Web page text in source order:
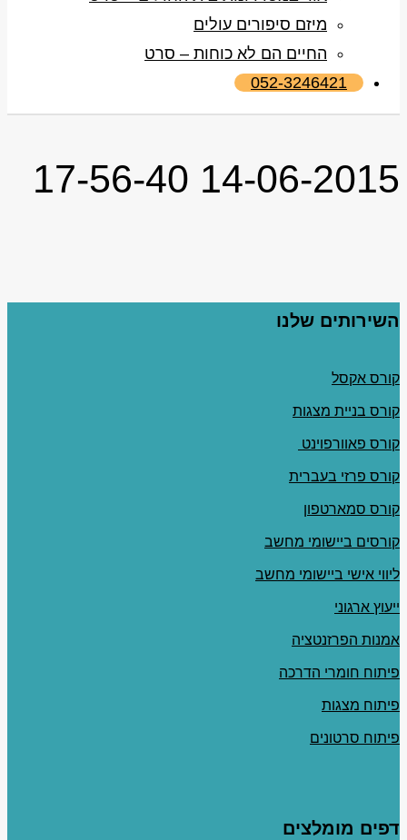
מיזם סיפורים עולים
החיים הם לא כוחות – סרט
052-3246421
14-06-2015 17-56-40
השירותים שלנו
קורס אקסל
קורס בניית מצגות
קורס פאוורפוינט
קורס פרזי בעברית
קורס סמארטפון
קורסים ביישומי מחשב
ליווי אישי ביישומי מחשב
ייעוץ ארגוני
אמנות הפרזנטציה
פיתוח חומרי הדרכה
פיתוח מצגות
פיתוח סרטונים
דפים מומלצים